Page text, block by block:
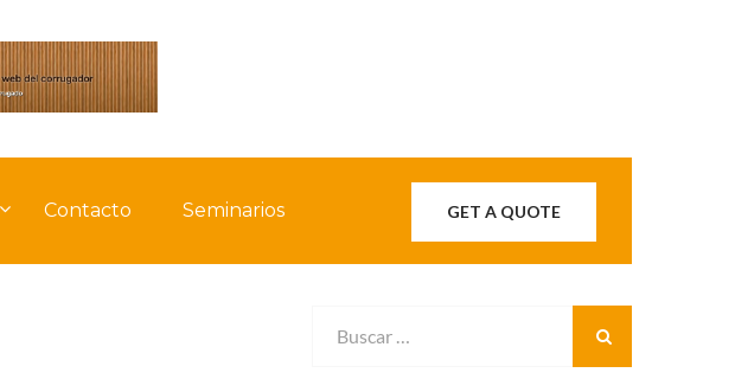
Contacto Seminarios GET A QUOTE